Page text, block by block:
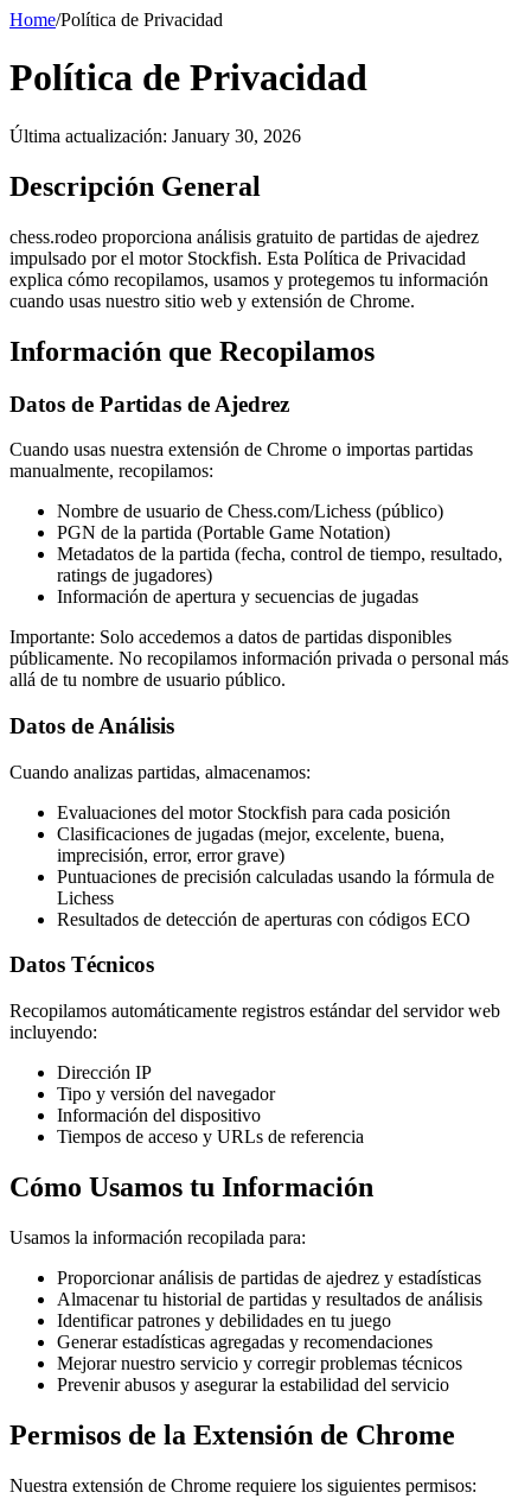
Home/Política de Privacidad
Política de Privacidad
Última actualización: January 30, 2026
Descripción General
chess.rodeo proporciona análisis gratuito de partidas de ajedrez
impulsado por el motor Stockfish. Esta Política de Privacidad
explica cómo recopilamos, usamos y protegemos tu información
cuando usas nuestro sitio web y extensión de Chrome.
Información que Recopilamos
Datos de Partidas de Ajedrez
Cuando usas nuestra extensión de Chrome o importas partidas
manualmente, recopilamos:
Nombre de usuario de Chess.com/Lichess (público)
PGN de la partida (Portable Game Notation)
Metadatos de la partida (fecha, control de tiempo, resultado,
ratings de jugadores)
Información de apertura y secuencias de jugadas
Importante: Solo accedemos a datos de partidas disponibles
públicamente. No recopilamos información privada o personal más
allá de tu nombre de usuario público.
Datos de Análisis
Cuando analizas partidas, almacenamos:
Evaluaciones del motor Stockfish para cada posición
Clasificaciones de jugadas (mejor, excelente, buena,
imprecisión, error, error grave)
Puntuaciones de precisión calculadas usando la fórmula de
Lichess
Resultados de detección de aperturas con códigos ECO
Datos Técnicos
Recopilamos automáticamente registros estándar del servidor web
incluyendo:
Dirección IP
Tipo y versión del navegador
Información del dispositivo
Tiempos de acceso y URLs de referencia
Cómo Usamos tu Información
Usamos la información recopilada para:
Proporcionar análisis de partidas de ajedrez y estadísticas
Almacenar tu historial de partidas y resultados de análisis
Identificar patrones y debilidades en tu juego
Generar estadísticas agregadas y recomendaciones
Mejorar nuestro servicio y corregir problemas técnicos
Prevenir abusos y asegurar la estabilidad del servicio
Permisos de la Extensión de Chrome
Nuestra extensión de Chrome requiere los siguientes permisos: